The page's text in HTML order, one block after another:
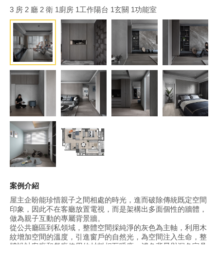
3 房 2 廳 2 衛 1廚房 1工作陽台 1玄關 1功能室
案例介紹
屋主企盼能珍惜親子之間相處的時光，進而破除傳統既定空間
印象，因此不在客廳放置電視，而是架構出多面個性的牆體，
做為親子互動的專屬背景牆。
從公共廳區到私領域，整體空間採純淨的灰色為主軸，利用木
紋增加空間的溫度，引進窗戶的自然光，為空間注入生命，整
體設計客廳和餐廳使用的材料相互呼應，淺色背景與深色家具